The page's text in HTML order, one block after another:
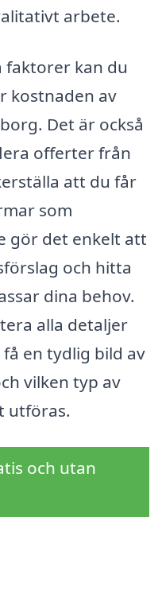
arbete.
faktorer kan du
kostnaden av
Det är också
offerter från
att du får
som
gör det enkelt att
och hitta
dina behov.
alla detaljer
en tydlig bild av
vilken typ av
utföras.
och utan